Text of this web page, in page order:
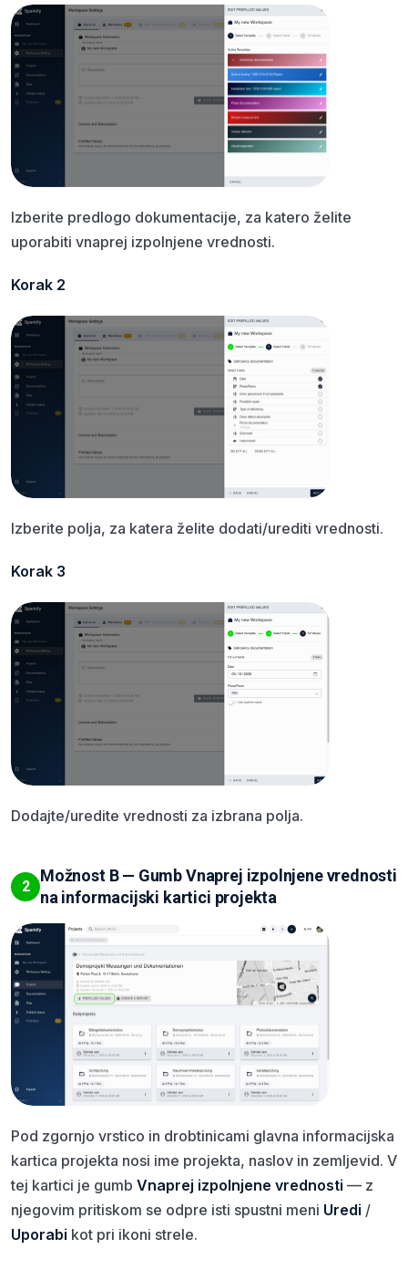
Izberite predlogo dokumentacije, za katero želite
uporabiti vnaprej izpolnjene vrednosti.
Korak 2
Izberite polja, za katera želite dodati/urediti vrednosti.
Korak 3
Dodajte/uredite vrednosti za izbrana polja.
2
Možnost B — Gumb Vnaprej izpolnjene vrednosti
na informacijski kartici projekta
Pod zgornjo vrstico in drobtinicami glavna informacijska
kartica projekta nosi ime projekta, naslov in zemljevid. V
tej kartici je gumb Vnaprej izpolnjene vrednosti — z
njegovim pritiskom se odpre isti spustni meni Uredi /
Uporabi kot pri ikoni strele.